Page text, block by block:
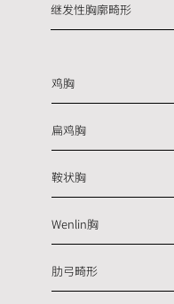
继发性胸廓畸形
鸡胸
扁鸡胸
鞍状胸
Wenlin胸
肋弓畸形